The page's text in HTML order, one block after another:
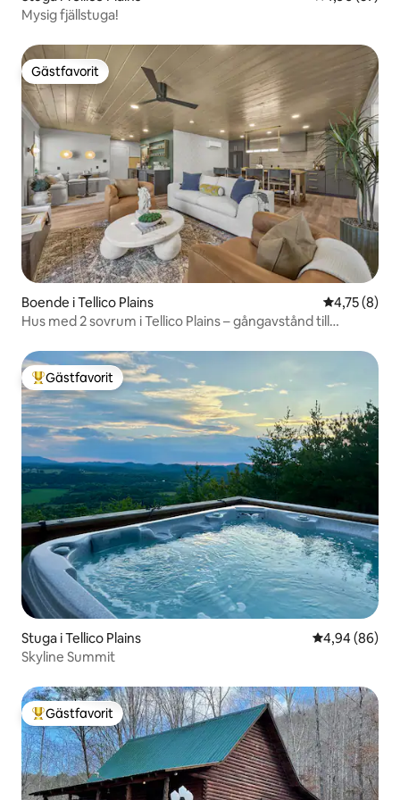
Mysig fjällstuga!
Gästfavorit
Gästfavorit
Boende i Tellico Plains 4,75 av 5 i
4,75 (8)
Hus med 2 sovrum i Tellico Plains – gångavstånd till
Populär gästfavorit
Gästfavorit
Stuga i Tellico Plains 4,94 av 5 i
4,94 (86)
Skyline Summit
Populär gästfavorit
Gästfavorit